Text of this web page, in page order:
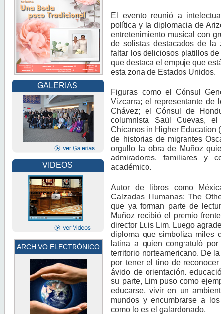
GALERIAS
VIDEOS
ARCHIVO ELECTRÓNICO
El evento reunió a
política y la diplomacia de
entretenimiento musical con
de solistas destacados de la
faltar los deliciosos platillos
que destaca el empuje que
esta zona de Estados Unidos.
Figuras como el Cónsul
Vizcarra; el representante de
Chávez; el Cónsul de
columnista Saúl Cuevas,
Chicanos in Higher Education
de historias de migrantes
orgullo la obra de Muñoz
admiradores, familiares y
académico.
Autor de libros como
Calzadas Humanas; The
que ya forman parte de
Muñoz recibió el premio
director Luis Lim. Luego
diploma que simboliza miles
latina a quien congratuló
territorio norteamericano. De
por tener el tino de
ávido de orientación,
su parte, Lim puso como
educarse, vivir en un
mundos y encumbrarse a
como lo es el galardonado.